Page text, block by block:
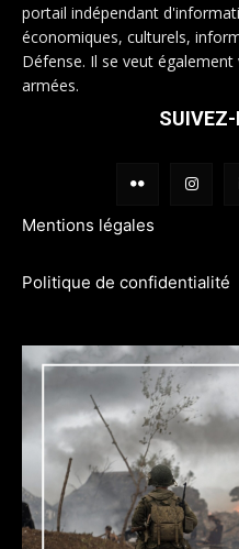
portail indépendant
économiques, culturels,
Défense. Il se veut
armées.
Mentions légales
Politique de confidentialité